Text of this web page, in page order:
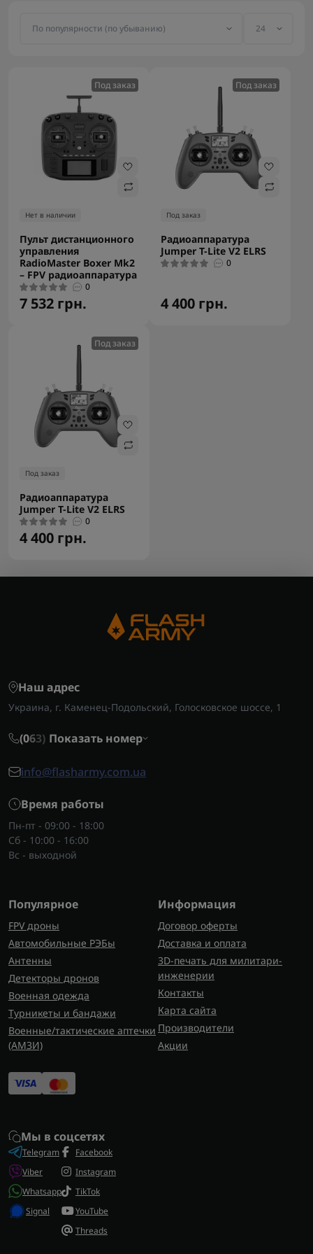
Под заказ
Нет в наличии
Пульт дистанционного
управления
RadioMaster Boxer Mk2
– FPV радиоаппаратура
0
7 532 грн.
Под заказ
Под заказ
Радиоаппаратура
Jumper T-Lite V2 ELRS
0
4 400 грн.
Под заказ
Под заказ
Радиоаппаратура
Jumper T-Lite V2 ELRS
0
4 400 грн.
Наш адрес
Украина, г. Каменец-Подольский, Голосковское шоссе, 1
(063) Показать номер
info@flasharmy.com.ua
Время работы
Пн-пт - 09:00 - 18:00
Сб - 10:00 - 16:00
Вс - выходной
Популярное
FPV дроны
Автомобильные РЭБы
Антенны
Детекторы дронов
Военная одежда
Турникеты и бандажи
Военные/тактические аптечки
(AMЗИ)
Информация
Договор оферты
Доставка и оплата
3D-печать для милитари-
инженерии
Контакты
Карта сайта
Производители
Акции
Мы в соцсетях
Telegram
Viber
Whatsapp
Signal
Facebook
Instagram
TikTok
YouTube
Threads